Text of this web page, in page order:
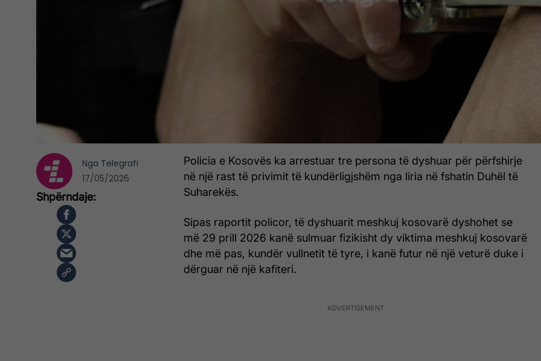
Policia e Kosovës ka arrestuar tre persona të dyshuar për përfshirje
në një rast të privimit të kundërligjshëm nga liria në fshatin Duhël të
Suharekës.
Sipas raportit policor, të dyshuarit meshkuj kosovarë dyshohet se
më 29 prill 2026 kanë sulmuar fizikisht dy viktima meshkuj kosovarë
dhe më pas, kundër vullnetit të tyre, i kanë futur në një veturë duke i
dërguar në një kafiteri.
Nga Telegrafi
17/05/2026